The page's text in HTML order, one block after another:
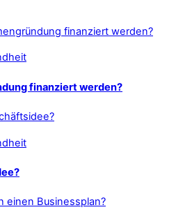
finanziert werden?